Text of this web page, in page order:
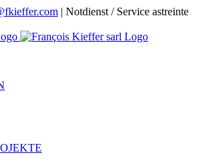
| Notdienst / Service astreinte